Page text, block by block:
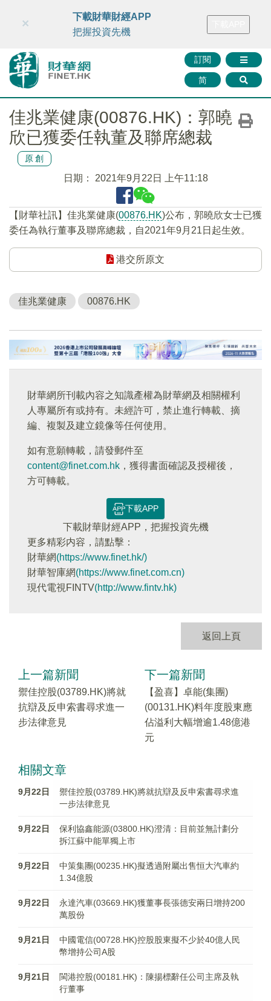
財華智庫網 FINTV FINMETA 財華證券 媒體矩陣
訂閱
简
×
下載財華財經APP
把握投資先機
佳兆業健康(00876.HK)：郭曉
欣已獲委任執董及聯席總裁
原創
日期： 2021年9月22日 上午11:18
【財華社訊】佳兆業健康(00876.HK)公布，郭曉欣女士已獲
委任為執行董事及聯席總裁，自2021年9月21日起生效。
港交所原文
佳兆業健康 00876.HK
財華網所刊載內容之知識產權為財華網及相關權利
人專屬所有或持有。未經許可，禁止進行轉載、摘
編、複製及建立鏡像等任何使用。
如有意願轉載，請發郵件至
content@finet.com.hk ，獲得書面確認及授權後，
方可轉載。
下載APP
下載財華財經APP，把握投資先機
更多精彩内容，請點擊：
財華網(https://www.finet.hk/)
財華智庫網(https://www.finet.com.cn)
現代電視FINTV(http://www.fintv.hk)
返回上頁
上一篇新聞
禦佳控股(03789.HK)將就
抗辯及反申索書尋求進一
步法律意見
下一篇新聞
【盈喜】卓能(集團)
(00131.HK)料年度股東應
佔溢利大幅增逾1.48億港
元
相關文章
9月22日
禦佳控股(03789.HK)將就抗辯及反申索書尋求進
一步法律意見
9月22日
保利協鑫能源(03800.HK)澄清：目前並無計劃分
拆江蘇中能單獨上市
9月22日
中策集團(00235.HK)擬透過附屬出售恒大汽車約
1.34億股
9月22日
永達汽車(03669.HK)獲董事長張德安兩日增持200
萬股份
9月21日
中國電信(00728.HK)控股股東擬不少於40億人民
幣增持公司A股
9月21日
閩港控股(00181.HK)：陳揚標辭任公司主席及執
行董事